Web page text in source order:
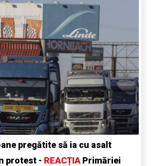
pregătite să ia cu asalt
protest - REACȚIA Primăriei